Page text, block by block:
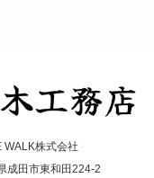
WALK株式会社
成田市東和田224-2